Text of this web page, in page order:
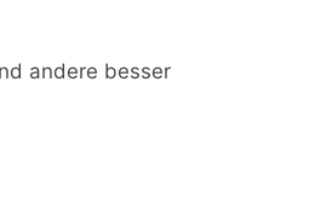
andere besser